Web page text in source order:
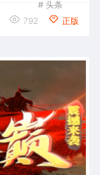
# 头条
792 正版